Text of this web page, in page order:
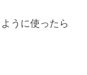
うに使ったら